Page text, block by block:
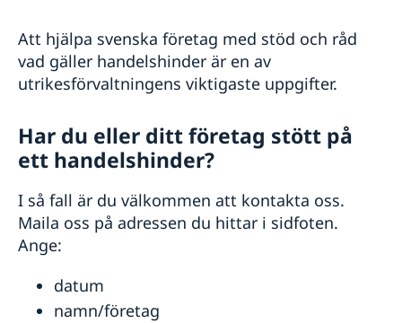
Att hjälpa svenska företag med stöd och råd
vad gäller handelshinder är en av
utrikesförvaltningens viktigaste uppgifter.
Har du eller ditt företag stött på
ett handelshinder?
I så fall är du välkommen att kontakta oss.
Maila oss på adressen du hittar i sidfoten.
Ange:
datum
namn/företag